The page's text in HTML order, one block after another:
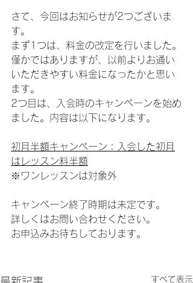
さて、今回はお知らせが2つございま
す。
まず1つは、料金の改定を行いました。
僅かではありますが、以前よりお通い
いただきやすい料金になったかと思い
ます。
2つ目は、入会時のキャンペーンを始め
ました。内容は以下になります。
初月半額キャンペーン：入会した初月
はレッスン料半額
※ワンレッスンは対象外
キャンペーン終了時期は未定です。
詳しくはお問い合わせください。
お申込みお待ちしております。
すべて表示